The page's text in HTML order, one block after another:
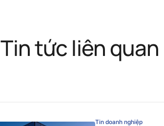
Tin tức liên quan
Tin doanh nghiệp